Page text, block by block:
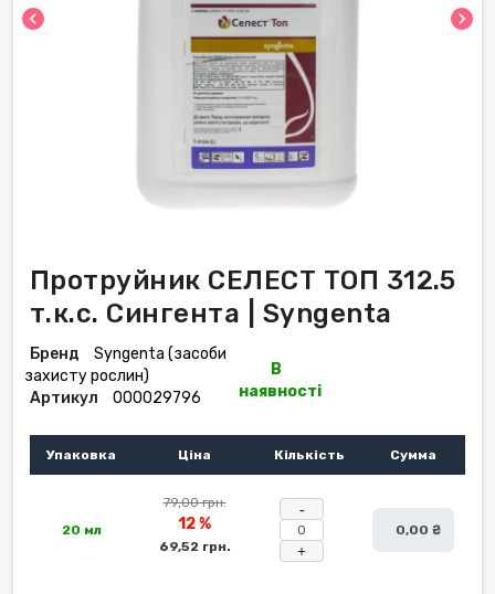
chevron_left chevron_right
Протруйник СЕЛЕСТ ТОП 312.5
т.к.с. Сингента | Syngenta
Бренд
Syngenta (засоби
захисту рослин)
Артикул
000029796
В
наявності
Упаковка Ціна Кількість Сумма
20 мл
79,00 грн.
12 %
69,52 грн. +
0,00 ₴